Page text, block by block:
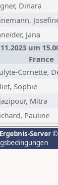
Dinara
Jana
um
France
Cornette,
Sophie
Mitra
Pauline
Server©